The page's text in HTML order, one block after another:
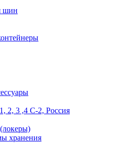
шин
2, 3 ,4 С-2, Россия
хранения